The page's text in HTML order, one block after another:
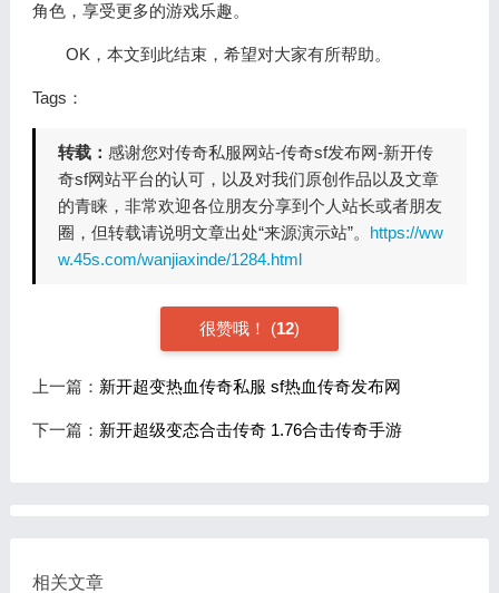
角色，享受更多的游戏乐趣。
OK，本文到此结束，希望对大家有所帮助。
Tags：
转载： 感谢您对传奇私服网站-传奇sf发布网-新开传
奇sf网站平台的认可，以及对我们原创作品以及文章
的青睐，非常欢迎各位朋友分享到个人站长或者朋友
圈，但转载请说明文章出处“来源演示站”。 https://ww
w.45s.com/wanjiaxinde/1284.html
很赞哦！ (12)
上一篇： 新开超变热血传奇私服 sf热血传奇发布网
下一篇： 新开超级变态合击传奇 1.76合击传奇手游
相关文章